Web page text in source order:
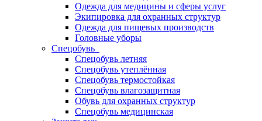
Одежда для медицины и сферы услуг
Экипировка для охранных структур
Одежда для пищевых производств
Головные уборы
Спецобувь
Спецобувь летняя
Спецобувь утеплённая
Спецобувь термостойкая
Спецобувь влагозащитная
Обувь для охранных структур
Спецобувь медицинская